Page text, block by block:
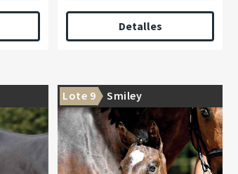
Detalles
Lote 9 Smiley